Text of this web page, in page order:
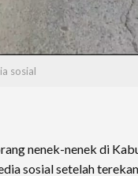
sosial
nenek-nenek di
sosial setelah